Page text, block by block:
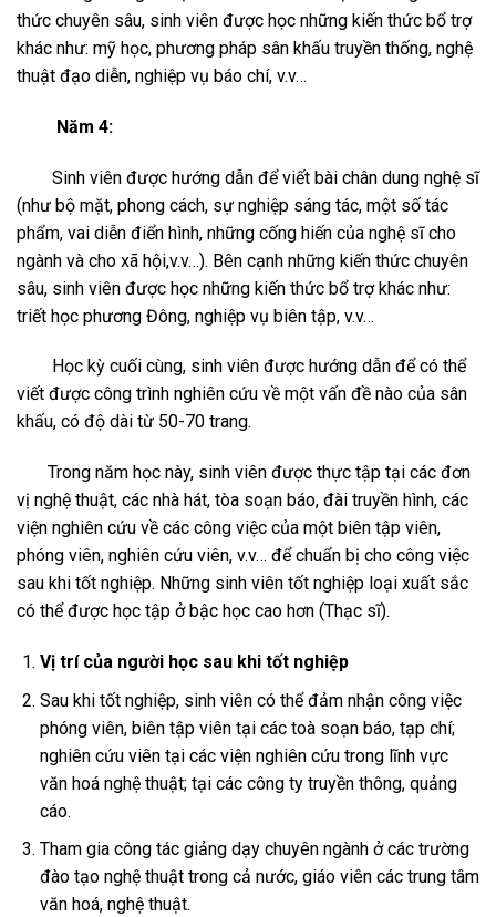
thức chuyên sâu, sinh viên được học những kiến thức bổ trợ
khác như: mỹ học, phương pháp sân khấu truyền thống, nghệ
thuật đạo diễn, nghiệp vụ báo chí, v.v…
Năm 4:
Sinh viên được hướng dẫn để viết bài chân dung nghệ sĩ
(như bộ mặt, phong cách, sự nghiệp sáng tác, một số tác
phẩm, vai diễn điển hình, những cống hiến của nghệ sĩ cho
ngành và cho xã hội,v.v…). Bên cạnh những kiến thức chuyên
sâu, sinh viên được học những kiến thức bổ trợ khác như:
triết học phương Đông, nghiệp vụ biên tập, v.v…
Học kỳ cuối cùng, sinh viên được hướng dẫn để có thể
viết được công trình nghiên cứu về một vấn đề nào của sân
khấu, có độ dài từ 50-70 trang.
Trong năm học này, sinh viên được thực tập tại các đơn
vị nghệ thuật, các nhà hát, tòa soạn báo, đài truyền hình, các
viện nghiên cứu về các công việc của một biên tập viên,
phóng viên, nghiên cứu viên, v.v… để chuẩn bị cho công việc
sau khi tốt nghiệp. Những sinh viên tốt nghiệp loại xuất sắc
có thể được học tập ở bậc học cao hơn (Thạc sĩ).
Vị trí của người học sau khi tốt nghiệp
Sau khi tốt nghiệp, sinh viên có thể đảm nhận công việc
phóng viên, biên tập viên tại các toà soạn báo, tạp chí;
nghiên cứu viên tại các viện nghiên cứu trong lĩnh vực
văn hoá nghệ thuật; tại các công ty truyền thông, quảng
cáo.
Tham gia công tác giảng dạy chuyên ngành ở các trường
đào tạo nghệ thuật trong cả nước, giáo viên các trung tâm
văn hoá, nghệ thuật.